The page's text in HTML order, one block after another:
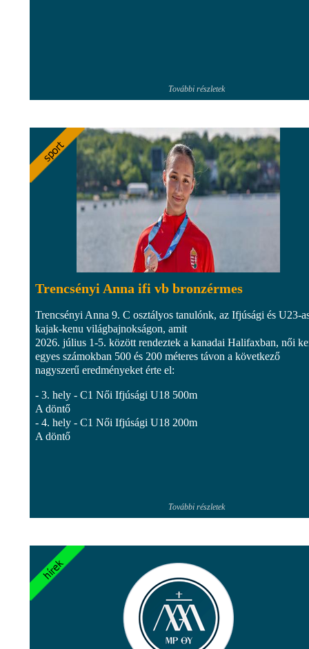
További részletek
Trencsényi Anna ifi vb bronzérmes
Trencsényi Anna 9. C osztályos tanulónk, az Ifjúsági és U23-
kajak-kenu világbajnokságon, amit
2026. július 1-5. között rendeztek a kanadai Halifaxban, női
egyes számokban 500 és 200 méteres távon a következő
nagyszerű eredményeket érte el:
- 3. hely - C1 Női Ifjúsági U18 500m
A döntő
- 4. hely - C1 Női Ifjúsági U18 200m
A döntő
További részletek